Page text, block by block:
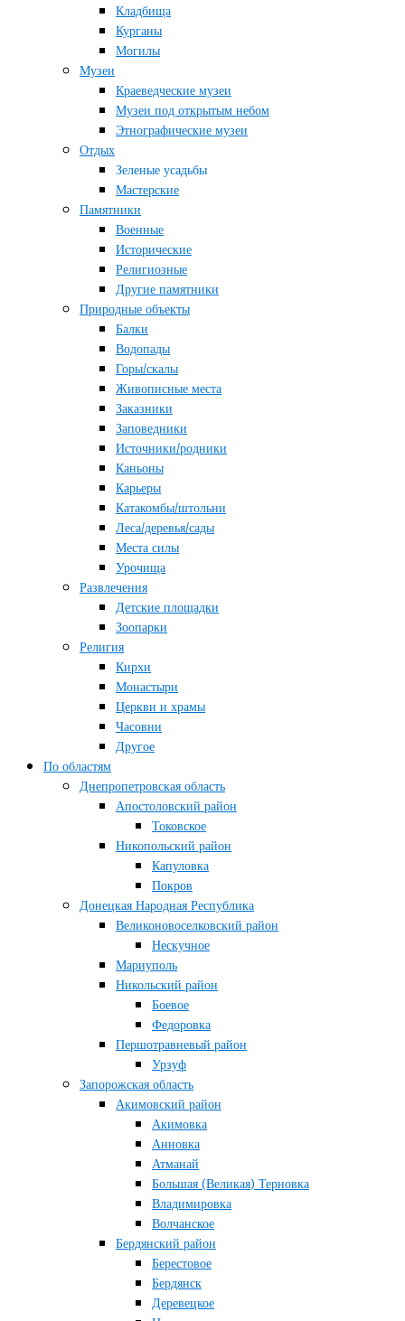
Кладбища
Курганы
Могилы
Музеи
Краеведческие музеи
Музеи под открытым небом
Этнографические музеи
Отдых
Зеленые усадьбы
Мастерские
Памятники
Военные
Исторические
Религиозные
Другие памятники
Природные объекты
Балки
Водопады
Горы/скалы
Живописные места
Заказники
Заповедники
Источники/родники
Каньоны
Карьеры
Катакомбы/штольни
Леса/деревья/сады
Места силы
Урочища
Развлечения
Детские площадки
Зоопарки
Религия
Кирхи
Монастыри
Церкви и храмы
Часовни
Другое
По областям
Днепропетровская область
Апостоловский район
Токовское
Никопольский район
Капуловка
Покров
Донецкая Народная Республика
Великоновоселковский район
Нескучное
Мариуполь
Никольский район
Боевое
Федоровка
Першотравневый район
Урзуф
Запорожская область
Акимовский район
Акимовка
Анновка
Атманай
Большая (Великая) Терновка
Владимировка
Волчанское
Бердянский район
Берестовое
Бердянск
Деревецкое